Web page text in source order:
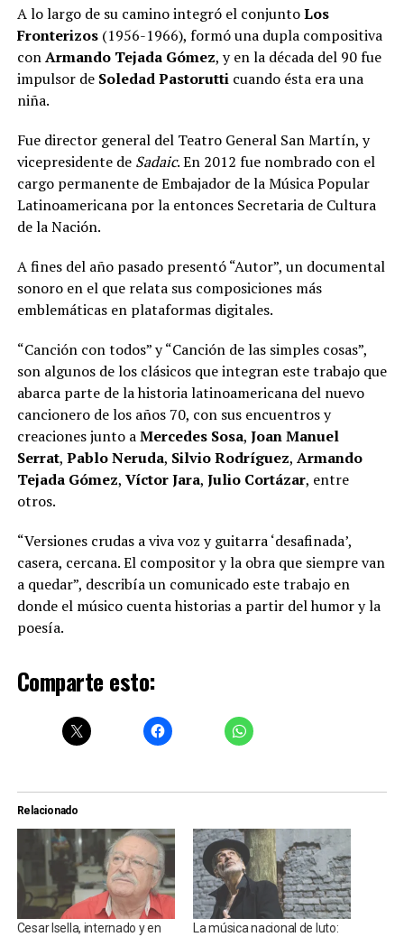
A lo largo de su camino integró el conjuntoLos
Fronterizos(1956-1966), formó una dupla compositiva
conArmando Tejada Gómez, y en la década del 90 fue
impulsor de Soledad Pastorutticuando ésta era una
niña.
Fue director general del Teatro General San Martín, y
vicepresidente de Sadaic. En 2012 fue nombrado con el
cargo permanente de Embajador de la Música Popular
Latinoamericana por la entonces Secretaria de Cultura
de la Nación.
A fines del año pasado presentó “Autor”, un documental
sonoro en el que relata sus composiciones más
emblemáticas en plataformas digitales.
“Canción con todos” y “Canción de las simples cosas”,
son algunos de los clásicos que integran este trabajo que
abarca parte de la historia latinoamericana del nuevo
cancionero de los años 70, con sus encuentros y
creaciones junto aMercedes Sosa, Joan Manuel
Serrat, Pablo Neruda, Silvio Rodríguez, Armando
Tejada Gómez, Víctor Jara, Julio Cortázar, entre
otros.
“Versiones crudas a viva voz y guitarra ‘desafinada’,
casera, cercana. El compositor y la obra que siempre van
a quedar”, describía un comunicado este trabajo en
donde el músico cuenta historias a partir del humor y la
poesía.
Comparte esto:
Relacionado
Cesar Isella, internado y en
La música nacional de luto: